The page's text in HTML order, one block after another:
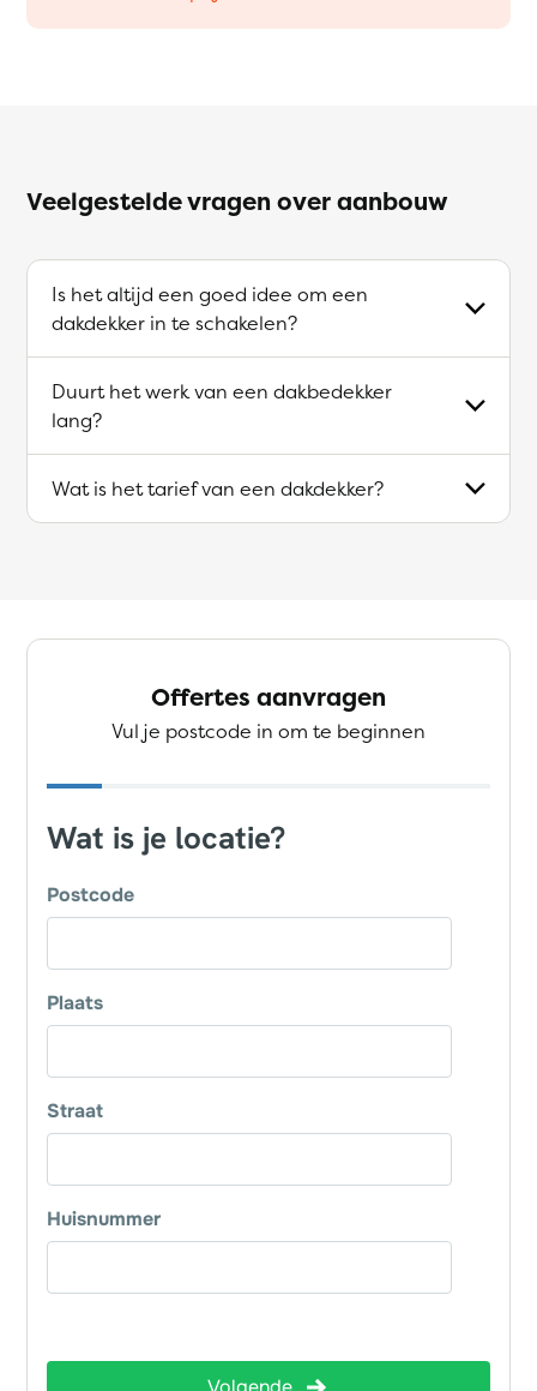
Veelgestelde vragen over aanbouw
Is het altijd een goed idee om een
dakdekker in te schakelen?
Duurt het werk van een dakbedekker
lang?
Wat is het tarief van een dakdekker?
Offertes aanvragen
Vul je postcode in om te beginnen